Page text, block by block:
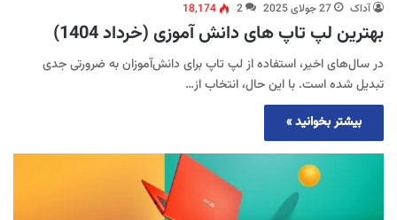
آداک 27 جولای 2025 2
18,174
بهترین لپ تاپ های دانش آموزی (خرداد 1404)
در سال‌های اخیر، استفاده از لپ‌ تاپ برای دانش‌آموزان به ضرورتی جدی
تبدیل شده است. با این حال، انتخاب از…
بیشتر بخوانید »